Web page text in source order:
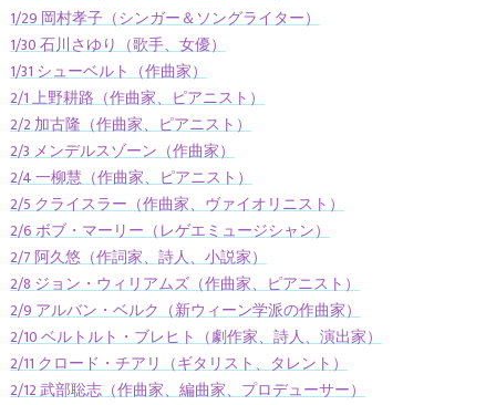
1/29 岡村孝子（シンガー＆ソングライター）
1/30 石川さゆり（歌手、女優）
1/31 シューベルト（作曲家）
2/1 上野耕路（作曲家、ピアニスト）
2/2 加古隆（作曲家、ピアニスト）
2/3 メンデルスゾーン（作曲家）
2/4 一柳慧（作曲家、ピアニスト）
2/5 クライスラー（作曲家、ヴァイオリニスト）
2/6 ボブ・マーリー（レゲエミュージシャン）
2/7 阿久悠（作詞家、詩人、小説家）
2/8 ジョン・ウィリアムズ（作曲家、ピアニスト）
2/9 アルバン・ベルク（新ウィーン学派の作曲家）
2/10 ベルトルト・ブレヒト（劇作家、詩人、演出家）
2/11 クロード・チアリ（ギタリスト、タレント）
2/12 武部聡志（作曲家、編曲家、プロデューサー）